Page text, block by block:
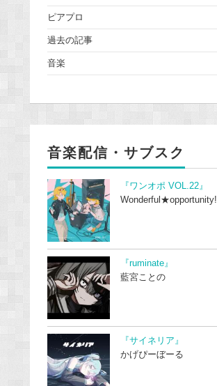
ピアプロ
過去の記事
音楽
音楽配信・サブスク
『ワンオポ VOL.22』
Wonderful★opportunity!
『ruminate』
藍宮ことの
『サイネリア』
かげぴーぼーる